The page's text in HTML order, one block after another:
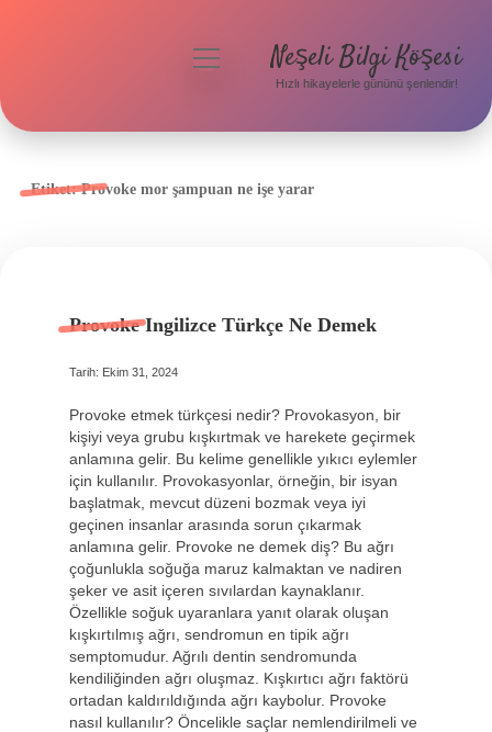
Yasal Uyarı
menüyü
aç
Neşeli Bilgi Köşesi
Hızlı hikayelerle gününü şenlendir!
Etiket:Provoke mor şampuan ne işe yarar
Provoke Ingilizce Türkçe Ne Demek
Tarih: Ekim 31, 2024
Provoke etmek türkçesi nedir? Provokasyon, bir
kişiyi veya grubu kışkırtmak ve harekete geçirmek
anlamına gelir. Bu kelime genellikle yıkıcı eylemler
için kullanılır. Provokasyonlar, örneğin, bir isyan
başlatmak, mevcut düzeni bozmak veya iyi
geçinen insanlar arasında sorun çıkarmak
anlamına gelir. Provoke ne demek diş? Bu ağrı
çoğunlukla soğuğa maruz kalmaktan ve nadiren
şeker ve asit içeren sıvılardan kaynaklanır.
Özellikle soğuk uyaranlara yanıt olarak oluşan
kışkırtılmış ağrı, sendromun en tipik ağrı
semptomudur. Ağrılı dentin sendromunda
kendiliğinden ağrı oluşmaz. Kışkırtıcı ağrı faktörü
ortadan kaldırıldığında ağrı kaybolur. Provoke
nasıl kullanılır? Öncelikle saçlar nemlendirilmeli ve